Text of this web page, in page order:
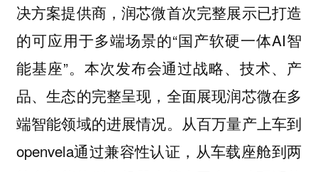
决方案提供商，润芯微首次完整展示已打造
的可应用于多端场景的“国产软硬一体AI智
能基座”。本次发布会通过战略、技术、产
品、生态的完整呈现，全面展现润芯微在多
端智能领域的进展情况。从百万量产上车到
openvela通过兼容性认证，从车载座舱到两